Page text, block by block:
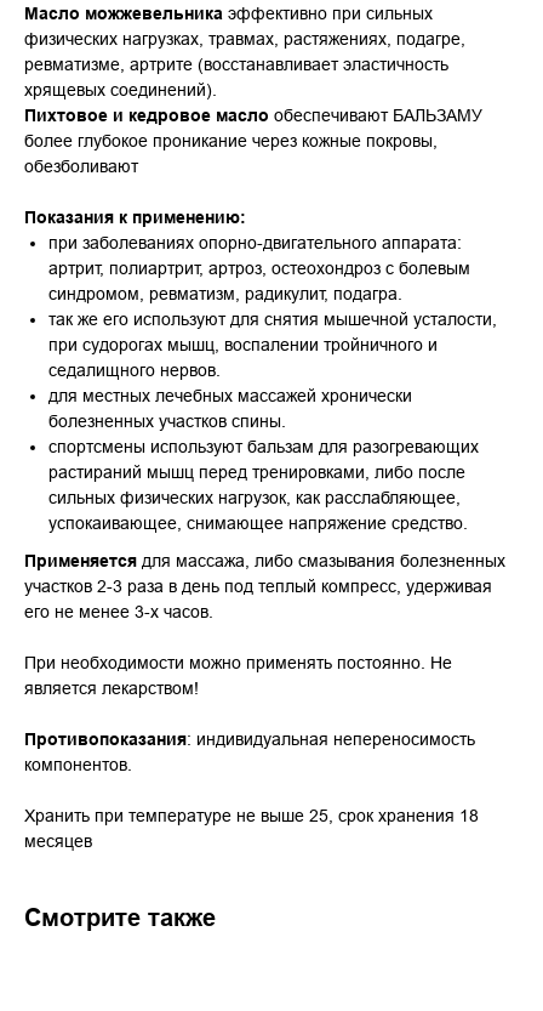
Масло можжевельника эффективно при сильных
физических нагрузках, травмах, растяжениях, подагре,
ревматизме, артрите (восстанавливает эластичность
хрящевых соединений).
Пихтовое и кедровое масло обеспечивают БАЛЬЗАМУ
более глубокое проникание через кожные покровы,
обезболивают
Показания к применению:
при заболеваниях опорно-двигательного аппарата:
артрит, полиартрит, артроз, остеохондроз с болевым
синдромом, ревматизм, радикулит, подагра.
так же его используют для снятия мышечной усталости,
при судорогах мышц, воспалении тройничного и
седалищного нервов.
для местных лечебных массажей хронически
болезненных участков спины.
спортсмены используют бальзам для разогревающих
растираний мышц перед тренировками, либо после
сильных физических нагрузок, как расслабляющее,
успокаивающее, снимающее напряжение средство.
Применяется для массажа, либо смазывания болезненных
участков 2-3 раза в день под теплый компресс, удерживая
его не менее 3-х часов.
При необходимости можно применять постоянно. Не
является лекарством!
Противопоказания: индивидуальная непереносимость
компонентов.
Хранить при температуре не выше 25, срок хранения 18
месяцев
Смотрите также